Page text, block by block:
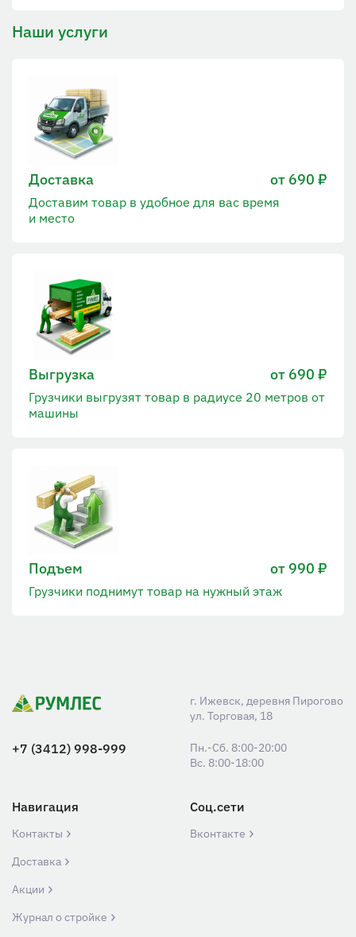
Наши услуги
Доставка от 690 ₽
Доставим товар в удобное для вас время
и место
Выгрузка от 690 ₽
Грузчики выгрузят товар в радиусе 20 метров от
машины
Подъем от 990 ₽
Грузчики поднимут товар на нужный этаж
г. Ижевск, деревня Пирогово
ул. Торговая, 18
+7 (3412) 998-999
Пн.-Сб. 8:00-20:00
Вс. 8:00-18:00
Навигация
Контакты
Доставка
Акции
Журнал о стройке
Соц.сети
Вконтакте